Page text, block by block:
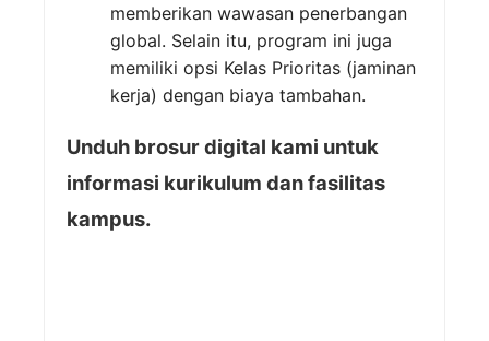
memberikan wawasan penerbangan
global. Selain itu, program ini juga
memiliki opsi Kelas Prioritas (jaminan
kerja) dengan biaya tambahan.
Unduh brosur digital kami untuk
informasi kurikulum dan fasilitas
kampus.